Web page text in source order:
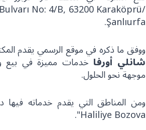
No: 4/B, 63200 Karaköprü/
Şanlıurfa.
ووفق ما ذكره في موقع الرسمي يقدم
شانلي أورفاخدمات مميزة في بيع
موجهة نحو الحلول.
Haliliye Bozova".